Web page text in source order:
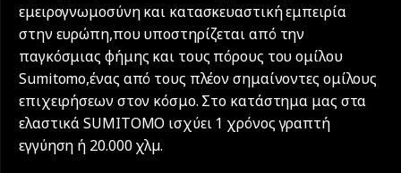
εμειρογνωμοσύνη και κατασκευαστική εμπειρία
στην ευρώπη,που υποστηρίζεται από την
παγκόσμιας φήμης και τους πόρους του ομίλου
Sumitomo,ένας από τους πλέον σημαίνοντες ομίλους
επιχειρήσεων στον κόσμο. Στο κατάστημα μας στα
ελαστικά SUMITOMO ισχύει 1 χρόνος γραπτή
εγγύηση ή 20.000 χλµ.